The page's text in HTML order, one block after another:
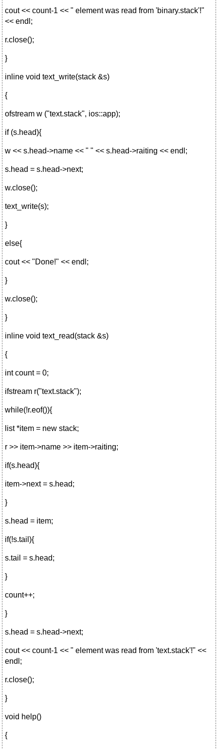
cout << count-1 << " element was read from 'binary.stack'!"
<< endl;
r.close();
}
inline void text_write(stack &s)
{
ofstream w ("text.stack", ios::app);
if (s.head){
w << s.head->name << " " << s.head->raiting << endl;
s.head = s.head->next;
w.close();
text_write(s);
}
else{
cout << "Done!" << endl;
}
w.close();
}
inline void text_read(stack &s)
{
int count = 0;
ifstream r("text.stack");
while(!r.eof()){
list *item = new stack;
r >> item->name >> item->raiting;
if(s.head){
item->next = s.head;
}
s.head = item;
if(!s.tail){
s.tail = s.head;
}
count++;
}
s.head = s.head->next;
cout << count-1 << " element was read from 'text.stack'!" <<
endl;
r.close();
}
void help()
{